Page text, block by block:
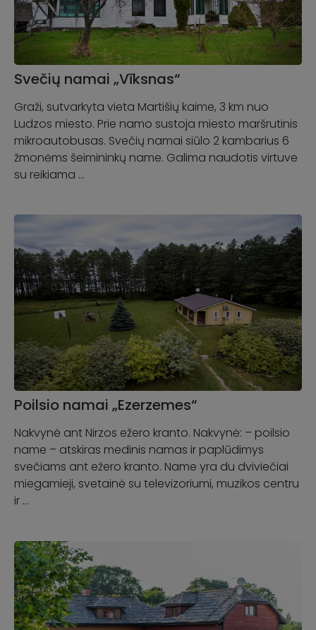
Svečių namai „Vīksnas“
Graži, sutvarkyta vieta Martišių kaime, 3 km nuo
Ludzos miesto. Prie namo sustoja miesto maršrutinis
mikroautobusas. Svečių namai siūlo 2 kambarius 6
žmonėms šeimininkų name. Galima naudotis virtuve
su reikiama …
Poilsio namai „Ezerzemes“
Nakvynė ant Nirzos ežero kranto. Nakvynė: – poilsio
name – atskiras medinis namas ir paplūdimys
svečiams ant ežero kranto. Name yra du dviviečiai
miegamieji, svetainė su televizoriumi, muzikos centru
ir …